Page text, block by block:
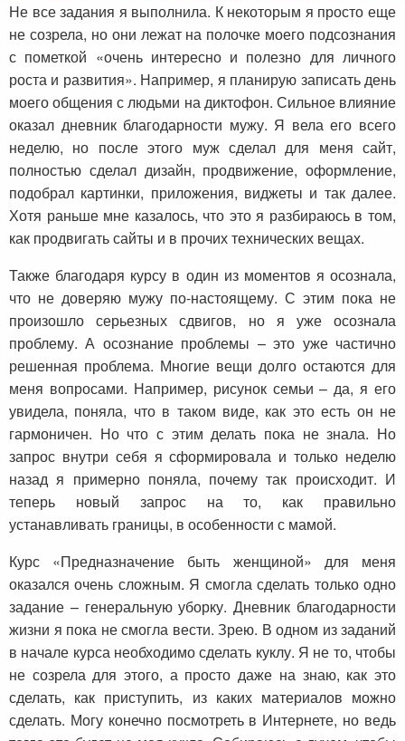
Не все задания я выполнила. К некоторым я просто еще
не созрела, но они лежат на полочке моего подсознания
с пометкой «очень интересно и полезно для личного
роста и развития». Например, я планирую записать день
моего общения с людьми на диктофон. Сильное влияние
оказал дневник благодарности мужу. Я вела его всего
неделю, но после этого муж сделал для меня сайт,
полностью сделал дизайн, продвижение, оформление,
подобрал картинки, приложения, виджеты и так далее.
Хотя раньше мне казалось, что это я разбираюсь в том,
как продвигать сайты и в прочих технических вещах.
Также благодаря курсу в один из моментов я осознала,
что не доверяю мужу по-настоящему. С этим пока не
произошло серьезных сдвигов, но я уже осознала
проблему. А осознание проблемы – это уже частично
решенная проблема. Многие вещи долго остаются для
меня вопросами. Например, рисунок семьи – да, я его
увидела, поняла, что в таком виде, как это есть он не
гармоничен. Но что с этим делать пока не знала. Но
запрос внутри себя я сформировала и только неделю
назад я примерно поняла, почему так происходит. И
теперь новый запрос на то, как правильно
устанавливать границы, в особенности с мамой.
Курс «Предназначение быть женщиной» для меня
оказался очень сложным. Я смогла сделать только одно
задание – генеральную уборку. Дневник благодарности
жизни я пока не смогла вести. Зрею. В одном из заданий
в начале курса необходимо сделать куклу. Я не то, чтобы
не созрела для этого, а просто даже на знаю, как это
сделать, как приступить, из каких материалов можно
сделать. Могу конечно посмотреть в Интернете, но ведь